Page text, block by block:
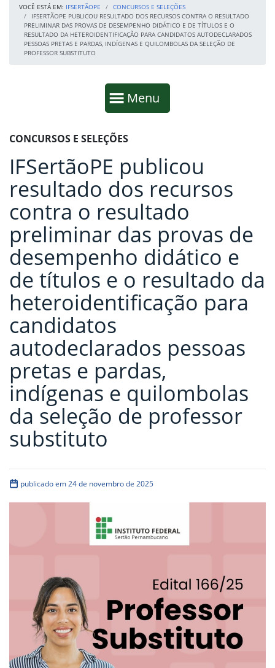
VOCÊ ESTÁ EM: IFSERTÃOPE
CONCURSOS E SELEÇÕES
IFSERTÃOPE PUBLICOU RESULTADO DOS RECURSOS CONTRA O RESULTADO
PRELIMINAR DAS PROVAS DE DESEMPENHO DIDÁTICO E DE TÍTULOS E O
RESULTADO DA HETEROIDENTIFICAÇÃO PARA CANDIDATOS AUTODECLARADOS
PESSOAS PRETAS E PARDAS, INDÍGENAS E QUILOMBOLAS DA SELEÇÃO DE
PROFESSOR SUBSTITUTO
Mostrar
Menu
Fim da navegação
Início do conteúdo
CONCURSOS E SELEÇÕES
IFSertãoPE publicou
resultado dos recursos
contra o resultado
preliminar das provas de
desempenho didático e
de títulos e o resultado da
heteroidentificação para
candidatos
autodeclarados pessoas
pretas e pardas,
indígenas e quilombolas
da seleção de professor
substituto
publicado em 24 de novembro de 2025